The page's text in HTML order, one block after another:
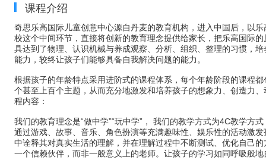
课程介绍
奇思乐高国际儿童创意中心源自丹麦的教育机构，进入中国后， 以
校这个中间环节，直接将创新的教育理念提供给家长，把乐高国际
具达到了物理、认识机械与养成观察、分析、组织、整理的习惯，
能力，较终让孩子们能够具备自我解决问题的能力。
根据孩子的年龄特点采用进阶式的课程体系，每个年龄阶段的课程
个甚至上百个主题，从而充分地激发和培养孩子的想象力、创造力
程内容：
我们的教育理念是“做中学”“玩中学”， 我们的教学方式为4C教学方式
通过游戏、故事、音乐、角色扮演等充满趣味性、娱乐性的活动激
中诠释其对真实生活的理解，并在理解过程中不断测试、优化自己
一个信赖伙伴，而非一般意义上的老师。让孩子的学习如同呼吸般地